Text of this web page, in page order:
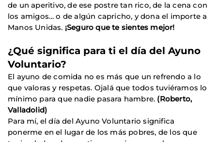
de un aperitivo, de ese postre tan rico, de la cena con
los amigos… o de algún capricho, y dona el importe a
Manos Unidas. ¡Seguro que te sientes mejor!
¿Qué significa para ti el día del Ayuno
Voluntario?
El ayuno de comida no es más que un refrendo a lo
que valoras y respetas. Ojalá que todos tuviéramos lo
mínimo para que nadie pasara hambre. (Roberto,
Valladolid)
Para mí, el día del Ayuno Voluntario significa
ponerme en el lugar de los más pobres, de los que